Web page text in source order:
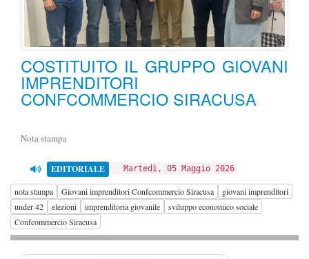
COSTITUITO IL GRUPPO GIOVANI
IMPRENDITORI
CONFCOMMERCIO SIRACUSA
Nota stampa
EDITORIALE Martedì, 05 Maggio 2026
nota stampa Giovani imprenditori Confcommercio Siracusa
giovani imprenditori
under 42
elezioni imprenditoria giovanile
sviluppo economico sociale
Confcommercio Siracusa